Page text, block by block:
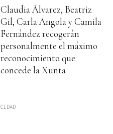
Claudia Álvarez, Beatriz
Gil, Carla Angola y Camila
Fernández recogerán
personalmente el máximo
reconocimiento que
concede la Xunta